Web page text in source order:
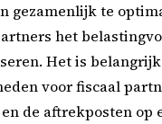
gezamenlijk te
het
Het is
voor fiscaal
de aftrekposten op